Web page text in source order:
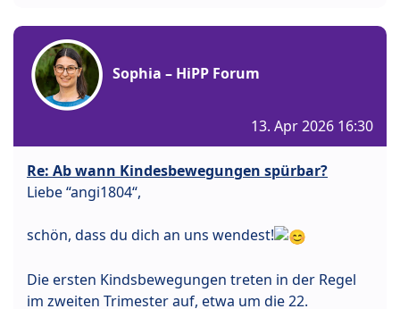
Sophia – HiPP Forum
13. Apr 2026 16:30
Re: Ab wann Kindesbewegungen spürbar?
Liebe “angi1804“,
schön, dass du dich an uns wendest!
Die ersten Kindsbewegungen treten in der Regel
im zweiten Trimester auf, etwa um die 22.